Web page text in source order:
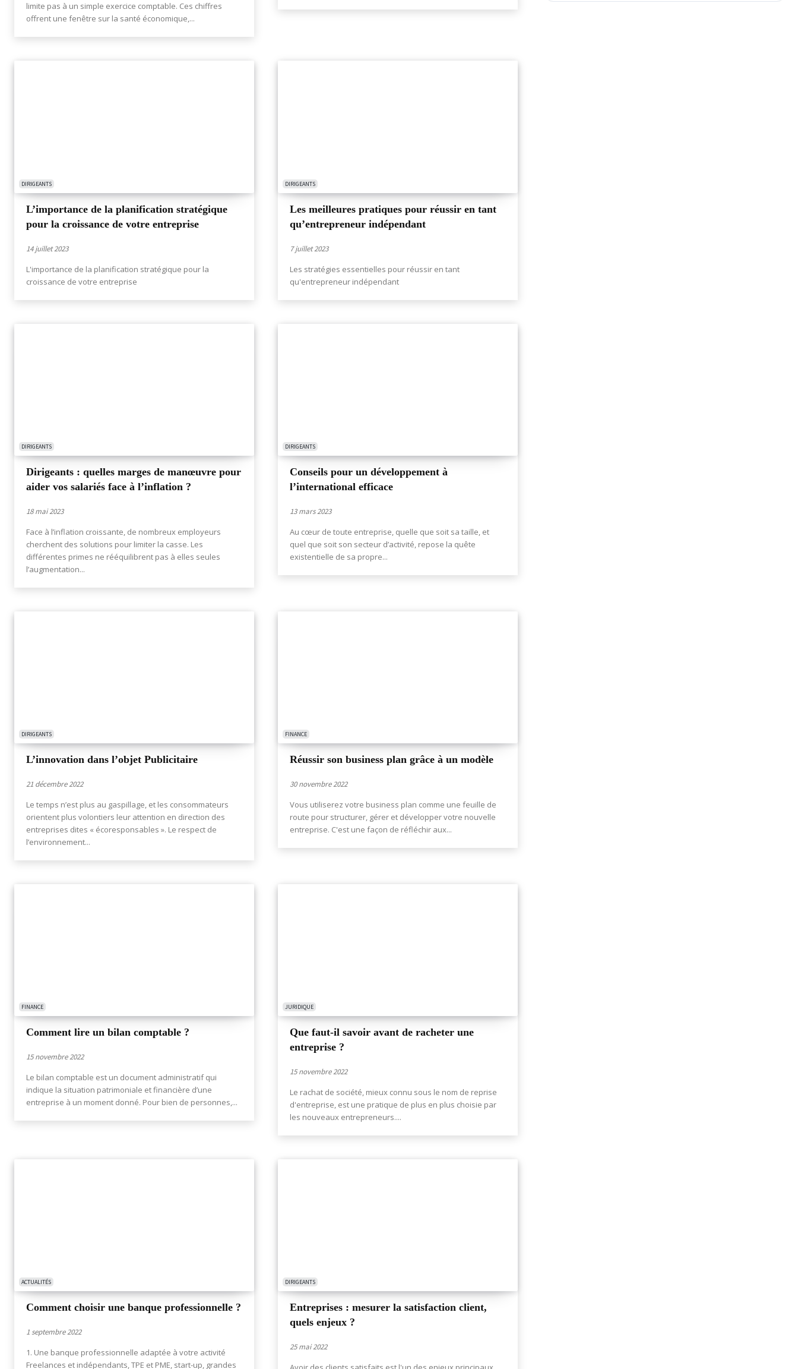
limite pas à un simple exercice comptable. Ces chiffres
offrent une fenêtre sur la santé économique,...
DIRIGEANTS
L’importance de la planification stratégique
pour la croissance de votre entreprise
14 juillet 2023
L'importance de la planification stratégique pour la
croissance de votre entreprise
DIRIGEANTS
Les meilleures pratiques pour réussir en tant
qu’entrepreneur indépendant
7 juillet 2023
Les stratégies essentielles pour réussir en tant
qu'entrepreneur indépendant
DIRIGEANTS
Dirigeants : quelles marges de manœuvre pour
aider vos salariés face à l’inflation ?
18 mai 2023
Face à l’inflation croissante, de nombreux employeurs
cherchent des solutions pour limiter la casse. Les
différentes primes ne rééquilibrent pas à elles seules
l’augmentation...
DIRIGEANTS
Conseils pour un développement à
l’international efficace
13 mars 2023
Au cœur de toute entreprise, quelle que soit sa taille, et
quel que soit son secteur d’activité, repose la quête
existentielle de sa propre...
DIRIGEANTS
L’innovation dans l’objet Publicitaire
21 décembre 2022
Le temps n’est plus au gaspillage, et les consommateurs
orientent plus volontiers leur attention en direction des
entreprises dites « écoresponsables ». Le respect de
l’environnement...
FINANCE
Réussir son business plan grâce à un modèle
30 novembre 2022
Vous utiliserez votre business plan comme une feuille de
route pour structurer, gérer et développer votre nouvelle
entreprise. C'est une façon de réfléchir aux...
FINANCE
Comment lire un bilan comptable ?
15 novembre 2022
Le bilan comptable est un document administratif qui
indique la situation patrimoniale et financière d’une
entreprise à un moment donné. Pour bien de personnes,...
JURIDIQUE
Que faut-il savoir avant de racheter une
entreprise ?
15 novembre 2022
Le rachat de société, mieux connu sous le nom de reprise
d'entreprise, est une pratique de plus en plus choisie par
les nouveaux entrepreneurs....
ACTUALITÉS
Comment choisir une banque professionnelle ?
1 septembre 2022
1. Une banque professionnelle adaptée à votre activité
Freelances et indépendants, TPE et PME, start-up, grandes
DIRIGEANTS
Entreprises : mesurer la satisfaction client,
quels enjeux ?
25 mai 2022